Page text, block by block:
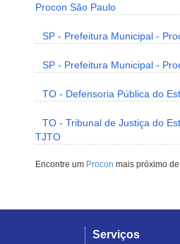
Procon São Paulo
SP - Prefeitura Municipal -
SP - Prefeitura Municipal -
TO - Defensoria Pública do
TO - Tribunal de Justiça do
TJTO
Encontre um Procon mais próximo
Serviços